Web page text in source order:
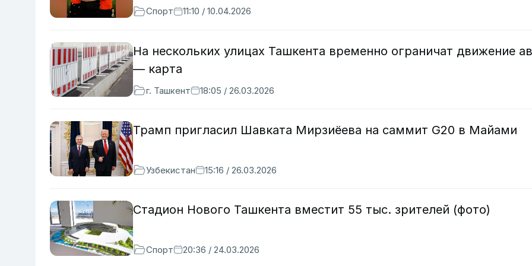
Спорт 11:10 / 10.04.2026
На нескольких улицах Ташкента временно ограничат движение
— карта
г. Ташкент 18:05 / 26.03.2026
Трамп пригласил Шавката Мирзиёева на саммит G20 в Майами
Узбекистан 15:16 / 26.03.2026
Стадион Нового Ташкента вместит 55 тыс. зрителей (фото)
Спорт 20:36 / 24.03.2026